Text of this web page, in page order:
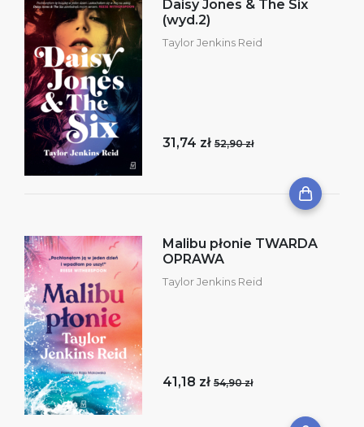
Daisy Jones & The Six
(wyd.2)
Taylor Jenkins Reid
31,74 zł 52,90 zł
Malibu płonie TWARDA
OPRAWA
Taylor Jenkins Reid
41,18 zł 54,90 zł